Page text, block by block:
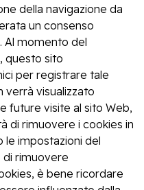
della navigazione da
un consenso
Al momento del
questo sito
per registrare tale
verrà visualizzato
future visite al sito Web,
di rimuovere i cookies in
le impostazioni del
di rimuovere
è bene ricordare